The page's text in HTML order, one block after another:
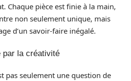
Chaque pièce est finie à la main,
non seulement unique, mais
d’un savoir-faire inégalé.
par la créativité
pas seulement une question de